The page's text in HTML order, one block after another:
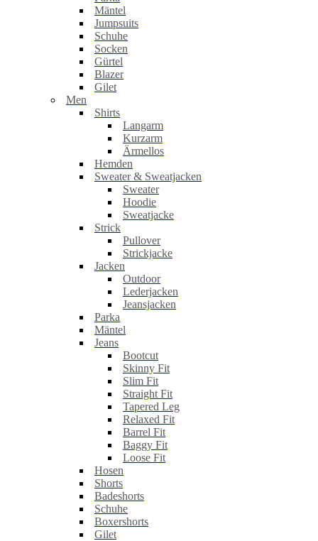
Mäntel
Jumpsuits
Schuhe
Socken
Gürtel
Blazer
Gilet
Men
Shirts
Langarm
Kurzarm
Ärmellos
Hemden
Sweater & Sweatjacken
Sweater
Hoodie
Sweatjacke
Strick
Pullover
Strickjacke
Jacken
Outdoor
Lederjacken
Jeansjacken
Parka
Mäntel
Jeans
Bootcut
Skinny Fit
Slim Fit
Straight Fit
Tapered Leg
Relaxed Fit
Barrel Fit
Baggy Fit
Loose Fit
Hosen
Shorts
Badeshorts
Schuhe
Boxershorts
Gilet